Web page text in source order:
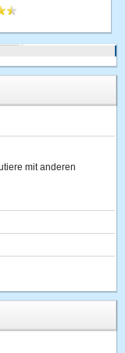
mit anderen